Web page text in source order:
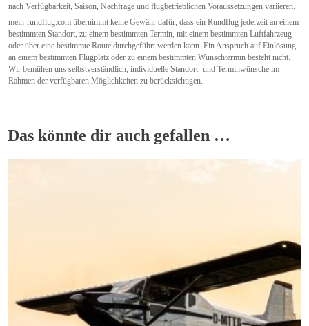
nach Verfügbarkeit, Saison, Nachfrage und flugbetrieblichen Voraussetzungen variieren.
mein-rundflug.com übernimmt keine Gewähr dafür, dass ein Rundflug jederzeit an einem
bestimmten Standort, zu einem bestimmten Termin, mit einem bestimmten Luftfahrzeug
oder über eine bestimmte Route durchgeführt werden kann. Ein Anspruch auf Einlösung
an einem bestimmten Flugplatz oder zu einem bestimmten Wunschtermin besteht nicht.
Wir bemühen uns selbstverständlich, individuelle Standort- und Terminwünsche im
Rahmen der verfügbaren Möglichkeiten zu berücksichtigen.
Das könnte dir auch gefallen …